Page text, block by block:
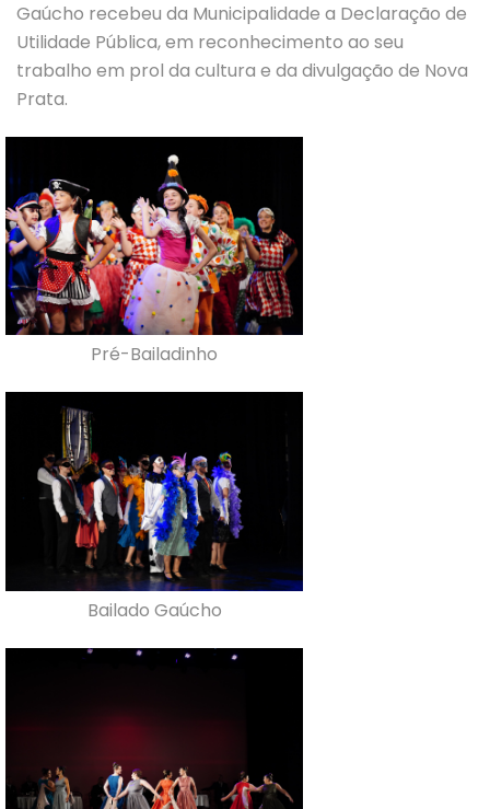
Gaúcho recebeu da Municipalidade a Declaração de
Utilidade Pública, em reconhecimento ao seu
trabalho em prol da cultura e da divulgação de Nova
Prata.
Pré-Bailadinho
Bailado Gaúcho